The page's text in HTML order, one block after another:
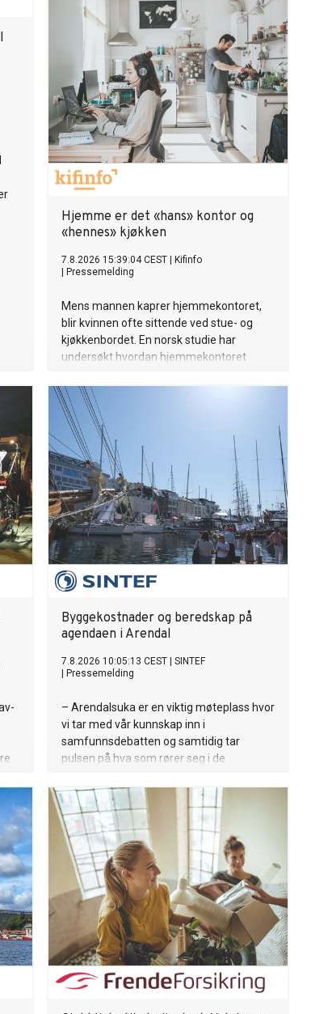
Hjemme er det «hans» kontor og
«hennes» kjøkken
7.8.2026 15:39:04 CEST
Kifinfo
Pressemelding
Mens mannen kaprer hjemmekontoret,
blir kvinnen ofte sittende ved stue- og
kjøkkenbordet. En norsk studie har
undersøkt hvordan hjemmekontoret
mannlige forskere.
Byggekostnader og beredskap på
agendaen i Arendal
7.8.2026 10:05:13 CEST
SINTEF
Pressemelding
– Arendalsuka er en viktig møteplass hvor
vi tar med vår kunnskap inn i
samfunnsdebatten og samtidig tar
pulsen på hva som rører seg i de
konserndirektør Siri Hunnes Blakstad i
SINTEF Community.